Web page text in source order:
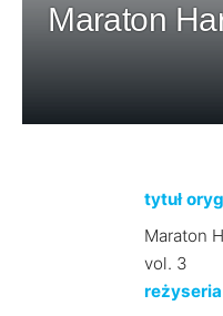
Maraton
tytuł
Maraton
vol. 3
reżyseria